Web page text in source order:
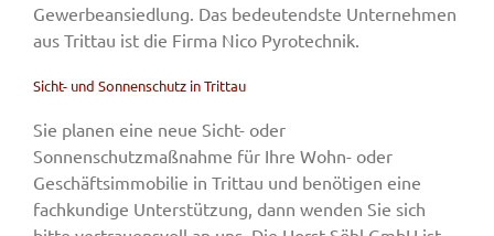
Gewerbeansiedlung. Das bedeutendste Unternehmen
aus Trittau ist die Firma Nico Pyrotechnik.
Sicht- und Sonnenschutz in Trittau
Sie planen eine neue Sicht- oder
Sonnenschutzmaßnahme für Ihre Wohn- oder
Geschäftsimmobilie in Trittau und benötigen eine
fachkundige Unterstützung, dann wenden Sie sich